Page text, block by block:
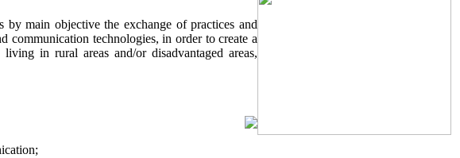
by main objective the exchange of practices and
technologies, in order to create a
in rural areas and/or disadvantaged areas,